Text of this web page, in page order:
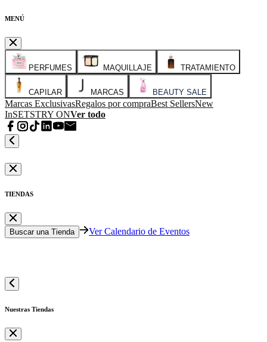
MENÚ
PERFUMES MAQUILLAJE TRATAMIENTO
CAPILAR MARCAS BEAUTY SALE
Marcas ExclusivasRegalos por compraBest SellersNew
InSETSTRY ONVer todo
TIENDAS
Buscar una Tienda Ver Calendario de Eventos
Nuestras Tiendas